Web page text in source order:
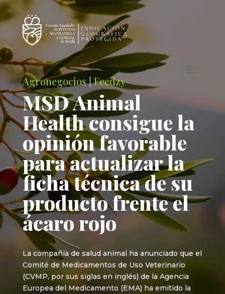
Agronegocios|Feedzy
MSD Animal
Health consigue la
opinión favorable
para actualizar la
ficha técnica de su
producto frente el
ácaro rojo
La compañía de salud animal ha anunciado que el
Comité de Medicamentos de Uso Veterinario
(CVMP, por sus siglas en inglés) de la Agencia
Europea del Medicamento (EMA) ha emitido la